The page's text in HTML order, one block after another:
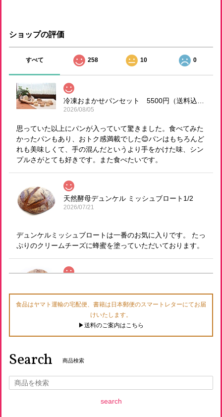
ショップの評価
すべて 258 10 0
2026/08/05
思っていた以上にパンが入っていて驚きました。食べてみた
かったパンもあり、おトク感満載でした😊パンはもちろんど
れも美味しくて、手の混んだというより手をかけた味、シン
プルさがとても好きです。また食べたいです。
天然酵母デュンケル ミッシュブロート1/2
2026/07/21
デュンケルミッシュブロートは一番のお気に入りです。 たっ
ぷりのクリームチーズに蜂蜜を塗っていただいております。
2026/07/21
以前定期で購入していた際セットに入っていてとても美味し
2026/07/21
発芽玄米シリーズは食感と風味が大好きなシリーズで 月一回
食品はヤマト運輸の宅配便、書籍は日本郵便のスマートレターにてお届
けいたします。
▶︎送料のご案内はこちら
Search 商品検索
search